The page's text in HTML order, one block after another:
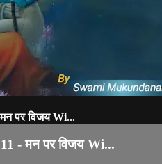
पर विजय Wi...
- मन पर विजय Wi...